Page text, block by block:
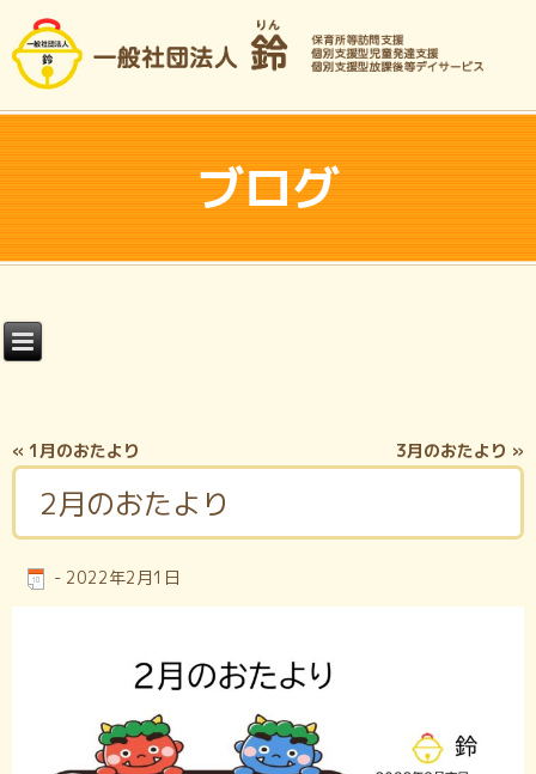
ブログ
« 1月のおたより 3月のおたより »
2月のおたより
- 2022年2月1日